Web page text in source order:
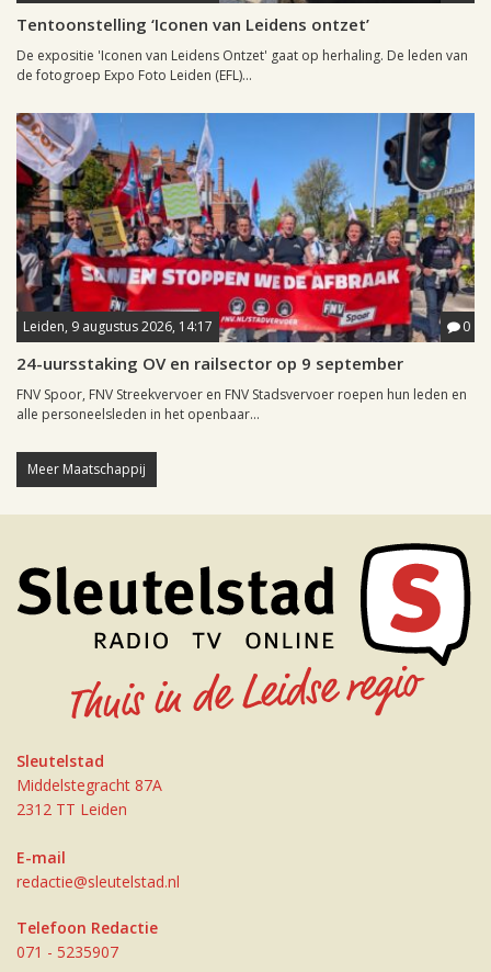
Tentoonstelling ‘Iconen van Leidens ontzet’
De expositie 'Iconen van Leidens Ontzet' gaat op herhaling. De leden van
de fotogroep Expo Foto Leiden (EFL)...
Leiden, 9 augustus 2026, 14:17 0
24-uursstaking OV en railsector op 9 september
FNV Spoor, FNV Streekvervoer en FNV Stadsvervoer roepen hun leden en
alle personeelsleden in het openbaar...
Meer Maatschappij
Sleutelstad
Middelstegracht 87A
2312 TT Leiden
E-mail
redactie@sleutelstad.nl
Telefoon Redactie
071 - 5235907